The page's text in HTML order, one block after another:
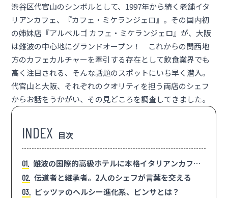
渋谷区代官山のシンボルとして、1997年から続く老舗イタ
リアンカフェ、『カフェ・ミケランジェロ』。その国内初
の姉妹店『アルベルゴ カフェ・ミケランジェロ』が、大阪
は難波の中心地にグランドオープン！ これからの関西地
方のカフェカルチャーを牽引する存在として飲食業界でも
高く注目される、そんな話題のスポットにいち早く潜入。
代官山と大阪、それぞれのクオリティを担う両店のシェフ
からお話をうかがい、その見どころを調査してきました。
目次
1 難波の国際的高級ホテルに本格イタリアンカフェ
が来た！
2 伝道者と継承者。2人のシェフが言葉を交える
3 ピッツァのヘルシー進化系、ピンサとは？